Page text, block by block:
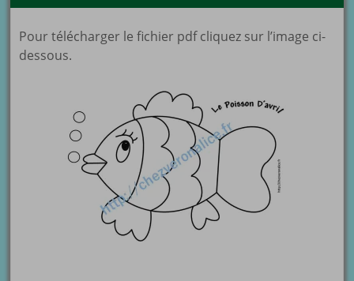
Pour télécharger le fichier pdf cliquez sur l’image ci-
dessous.